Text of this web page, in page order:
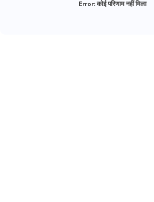
Error:कोई परिणाम नहीं मिला